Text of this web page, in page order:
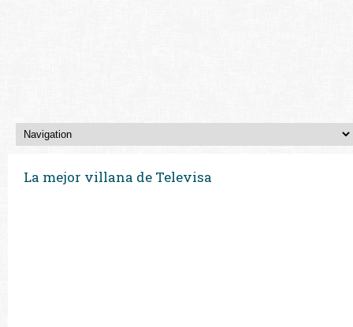
La mejor villana de Televisa